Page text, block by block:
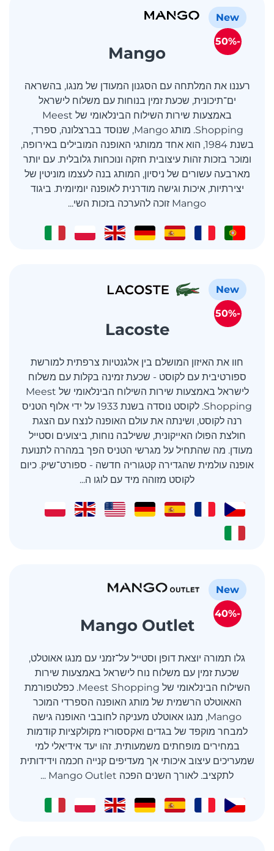
Mango
רעננו את המלתחה עם הסגנון המעודן של מנגו, בהשראה
ים־תיכונית, שכעת זמין בנוחות עם משלוח לישראל
באמצעות שירות השילוח הבינלאומי של Meest
Shopping. מותג Mango, שנוסד בברצלונה, ספרד,
בשנת 1984, הוא אחד ממותגי האופנה המובילים באירופה,
ומוכר בזכות זהות עיצובית חזקה ונוכחות גלובלית. עם יותר
מארבעה עשורים של ניסיון, המותג בנה לעצמו מוניטין של
יצירתיות, איכות וגישה מודרנית לאופנה יומיומית. ביגוד
Mango זוכה להערכה בזכות השי...
New
-50%
Lacoste
חוו את האיזון המושלם בין אלגנטיות צרפתית למורשת
ספורטיבית עם לקוסט - שכעת זמינה בקלות עם משלוח
לישראל באמצעות שירות השילוח הבינלאומי של Meest
Shopping. לקוסט נוסדה בשנת 1933 על ידי אלוף הטניס
רנה לקוסט, ושינתה את עולם האופנה לנצח עם הצגת
חולצת הפולו האייקונית, ששילבה נוחות, ביצועים וסטייל
מעודן. מה שהתחיל על מגרשי הטניס הפך במהרה לתנועת
אופנה עולמית שהגדירה קטגוריה חדשה - ספורט־שיק. כיום
לקוסט מזוהה מיד עם לוגו ה...
New
-50%
Mango Outlet
גלו תמורה יוצאת דופן וסטייל על־זמני עם מנגו אאוטלט,
שכעת זמין עם משלוח נוח לישראל באמצעות שירות
השילוח הבינלאומי של Meest Shopping. כפלטפורמת
האאוטלט הרשמית של מותג האופנה הספרדי המוכר
Mango, מנגו אאוטלט מעניקה לחובבי האופנה גישה
למבחר מוקפד של בגדים ואקססוריז מקולקציות קודמות
במחירים מופחתים משמעותית. זהו יעד אידיאלי למי
שמעריכים עיצוב איכותי אך מעדיפים קנייה חכמה וידידותית
לתקציב. לאורך השנים הפכה Mango Outlet ...
New
-40%